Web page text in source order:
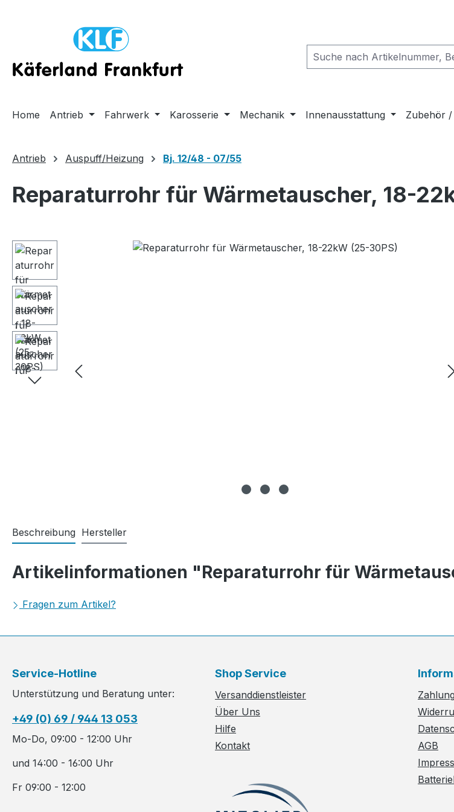
Home Antrieb Fahrwerk Karosserie Mechanik Innenausstattung Zubehör /
Antrieb Auspuff/Heizung Bj. 12/48 - 07/55
Reparaturrohr für Wärmetauscher, 18-
Bildergalerie überspringen
Beschreibung Hersteller
Artikelinformationen "Reparaturrohr für
Fragen zum Artikel?
Service-Hotline
Unterstützung und Beratung unter:
+49 (0) 69 / 944 13 053
Mo-Do, 09:00 - 12:00 Uhr
und 14:00 - 16:00 Uhr
Fr 09:00 - 12:00
Shop Service
Versanddienstleister
Über Uns
Hilfe
Kontakt
AGB